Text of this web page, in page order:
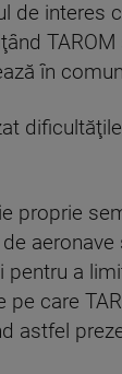
de interes
în
proprie
a
care
astfel